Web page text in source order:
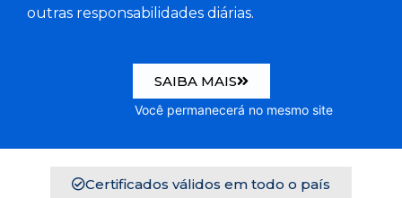
outras responsabilidades diárias.
SAIBA MAIS
Você permanecerá no mesmo site
Certificados válidos em todo o país